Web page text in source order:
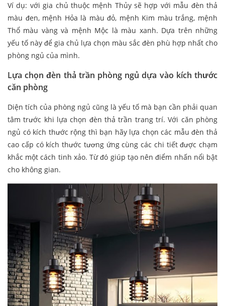
Ví dụ: với gia chủ thuộc mệnh Thủy sẽ hợp với mẫu đèn thả
màu đen, mệnh Hỏa là màu đỏ, mệnh Kim màu trắng, mệnh
Thổ màu vàng và mệnh Mộc là màu xanh. Dựa trên những
yếu tố này để gia chủ lựa chọn màu sắc đèn phù hợp nhất cho
phòng ngủ của mình.
Lựa chọn đèn thả trần phòng ngủ dựa vào kích thước
căn phòng
Diện tích của phòng ngủ cũng là yếu tố mà bạn cần phải quan
tâm trước khi lựa chọn đèn thả trần trang trí. Với căn phòng
ngủ có kích thước rộng thì bạn hãy lựa chọn các mẫu đèn thả
cao cấp có kích thước tương ứng cùng các chi tiết được chạm
khắc một cách tinh xảo. Từ đó giúp tạo nên điểm nhấn nổi bật
cho không gian.